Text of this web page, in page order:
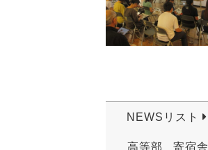
NEWSリスト
高等部 寄宿舎